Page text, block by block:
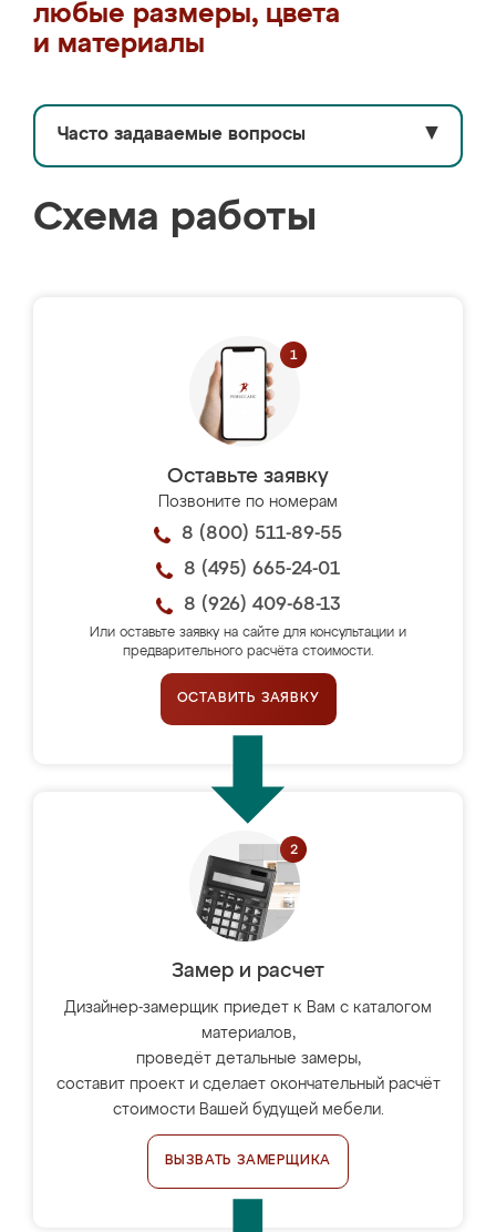
любые размеры, цвета
и материалы
Часто задаваемые вопросы ▼
Схема работы
Оставьте заявку
Позвоните по номерам
8 (800) 511-89-55
8 (495) 665-24-01
8 (926) 409-68-13
Или оставьте заявку на сайте для консультации и
предварительного расчёта стоимости.
ОСТАВИТЬ ЗАЯВКУ
Замер и расчет
Дизайнер-замерщик приедет к Вам с каталогом
материалов,
проведёт детальные замеры,
составит проект и сделает окончательный расчёт
стоимости Вашей будущей мебели.
ВЫЗВАТЬ ЗАМЕРЩИКА